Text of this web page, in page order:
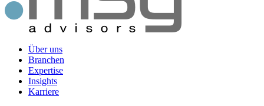
Über uns
Branchen
Expertise
Insights
Karriere